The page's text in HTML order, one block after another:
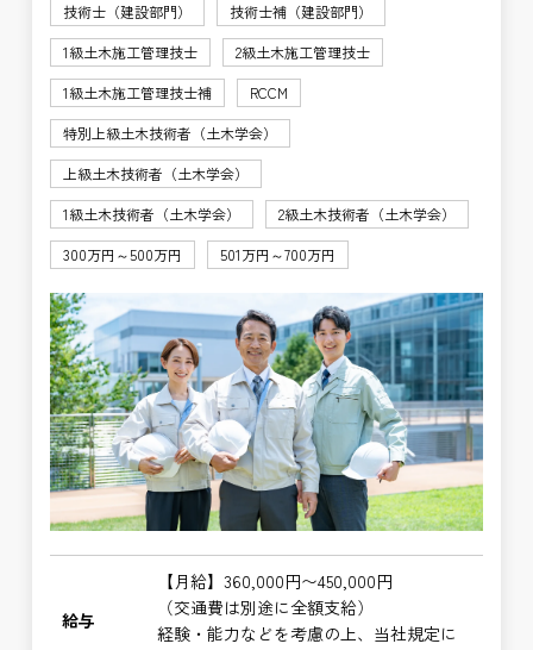
技術士（建設部門）
技術士補（建設部門）
1級土木施工管理技士
2級土木施工管理技士
1級土木施工管理技士補
RCCM
特別上級土木技術者（土木学会）
上級土木技術者（土木学会）
1級土木技術者（土木学会）
2級土木技術者（土木学会）
300万円～500万円
501万円～700万円
給与
【月給】360,000円〜450,000円
（交通費は別途に全額支給）
経験・能力などを考慮の上、当社規定に